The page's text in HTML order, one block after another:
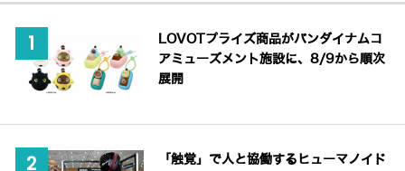
LOVOTプライズ商品がバンダイナムコ
アミューズメント施設に、8/9から順次
展開
「触覚」で人と協働するヒューマノイド